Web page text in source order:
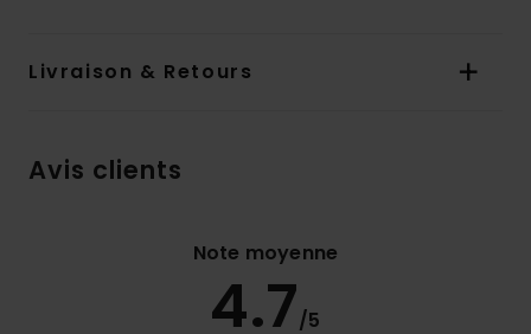
Livraison & Retours
Avis clients
Note moyenne
4.7/5